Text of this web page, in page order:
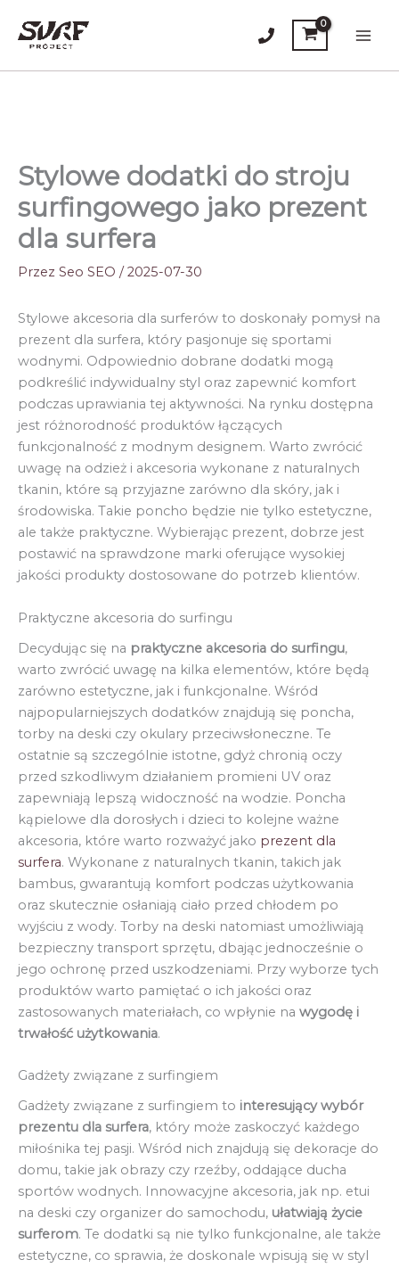
treści
Stylowe dodatki do stroju
surfingowego jako prezent
dla surfera
Przez Seo SEO /2025-07-30
Stylowe akcesoria dla surferów to doskonały pomysł na
prezent dla surfera, który pasjonuje się sportami
wodnymi. Odpowiednio dobrane dodatki mogą
podkreślić indywidualny styl oraz zapewnić komfort
podczas uprawiania tej aktywności. Na rynku dostępna
jest różnorodność produktów łączących
funkcjonalność z modnym designem. Warto zwrócić
uwagę na odzież i akcesoria wykonane z naturalnych
tkanin, które są przyjazne zarówno dla skóry, jak i
środowiska. Takie poncho będzie nie tylko estetyczne,
ale także praktyczne. Wybierając prezent, dobrze jest
postawić na sprawdzone marki oferujące wysokiej
jakości produkty dostosowane do potrzeb klientów.
Praktyczne akcesoria do surfingu
Decydując się na praktyczne akcesoria do surfingu,
warto zwrócić uwagę na kilka elementów, które będą
zarówno estetyczne, jak i funkcjonalne. Wśród
najpopularniejszych dodatków znajdują się poncha,
torby na deski czy okulary przeciwsłoneczne. Te
ostatnie są szczególnie istotne, gdyż chronią oczy
przed szkodliwym działaniem promieni UV oraz
zapewniają lepszą widoczność na wodzie. Poncha
kąpielowe dla dorosłych i dzieci to kolejne ważne
akcesoria, które warto rozważyć jako prezent dla
surfera. Wykonane z naturalnych tkanin, takich jak
bambus, gwarantują komfort podczas użytkowania
oraz skutecznie osłaniają ciało przed chłodem po
wyjściu z wody. Torby na deski natomiast umożliwiają
bezpieczny transport sprzętu, dbając jednocześnie o
jego ochronę przed uszkodzeniami. Przy wyborze tych
produktów warto pamiętać o ich jakości oraz
zastosowanych materiałach, co wpłynie na wygodę i
trwałość użytkowania.
Gadżety związane z surfingiem
Gadżety związane z surfingiem to interesujący wybór
prezentu dla surfera, który może zaskoczyć każdego
miłośnika tej pasji. Wśród nich znajdują się dekoracje do
domu, takie jak obrazy czy rzeźby, oddające ducha
sportów wodnych. Innowacyjne akcesoria, jak np. etui
na deski czy organizer do samochodu, ułatwiają życie
surferom. Te dodatki są nie tylko funkcjonalne, ale także
estetyczne, co sprawia, że doskonale wpisują się w styl